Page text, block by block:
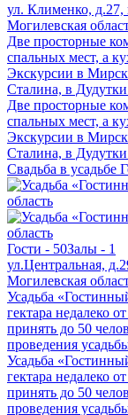
ул. Клименко,
Могилевская
Две просторные
спальных мест, а
Экскурсии в
Сталина, в
Две просторные
спальных мест, а
Экскурсии в
Сталина, в
Свадьба в усадьбе
Гости - 50Залы - 1
ул.Центральная,
Могилевская
Усадьба
гектара недалеко
принять до 50
проведения
Усадьба
гектара недалеко
принять до 50
проведения